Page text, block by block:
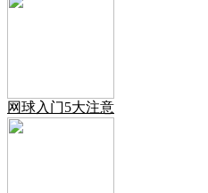
网球入门5大注意